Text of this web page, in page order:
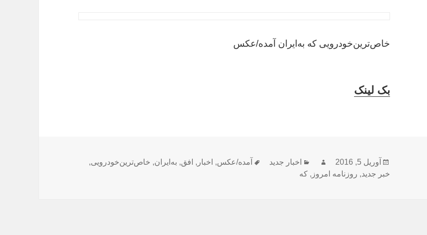
خاص‌ترین‌خودرویی که به‌ایران آمده/عکس
بک لینک
ارسال
شده
آوریل 5, 2016 نویسندهدسته‌ها
اخبار جدید برچسب‌ها
آمده/عکس, اخبار , افق, به‌ایران, خاص‌ترین‌خودرویی,
خبر جدید, روزنامه امروز ,که